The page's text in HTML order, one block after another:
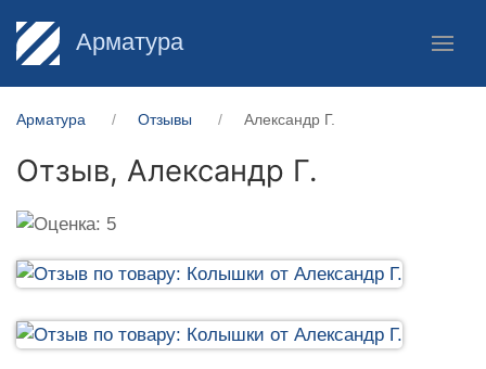
Арматура
Арматура Отзывы Александр Г.
Отзыв, Александр Г.